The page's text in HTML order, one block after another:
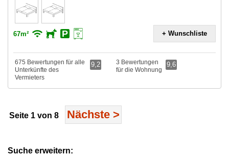
67m² + Wunschliste
675 Bewertungen für alle
Unterkünfte des
Vermieters
9,2
3 Bewertungen
für die Wohnung
9,6
Seite 1 von 8 Nächste >
Suche erweitern: